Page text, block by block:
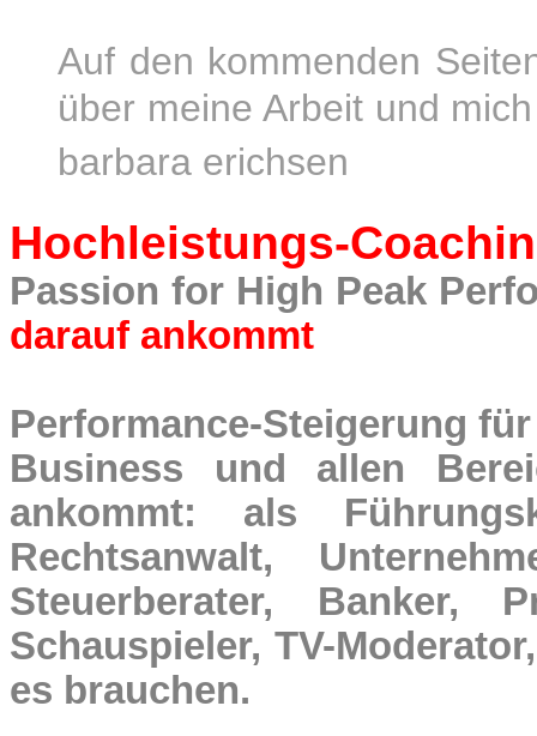
Auf den kommenden
über meine Arbeit und
barbara erichsen
Hochleistungs-
Passion for High Peak
darauf ankommt
Performance-Steigerung
Business und allen
ankommt: als
Rechtsanwalt,
Steuerberater, Banker,
Schauspieler, TV-
es brauchen.